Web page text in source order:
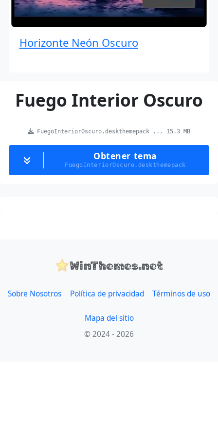
Horizonte Neón Oscuro
Fuego Interior Oscuro
FuegoInteriorOscuro.deskthemepack ... 15.3 MB
Obtener tema
FuegoInteriorOscuro.deskthemepack
WinThemes.net
Sobre Nosotros Política de privacidad Términos de uso
Mapa del sitio
© 2024 - 2026